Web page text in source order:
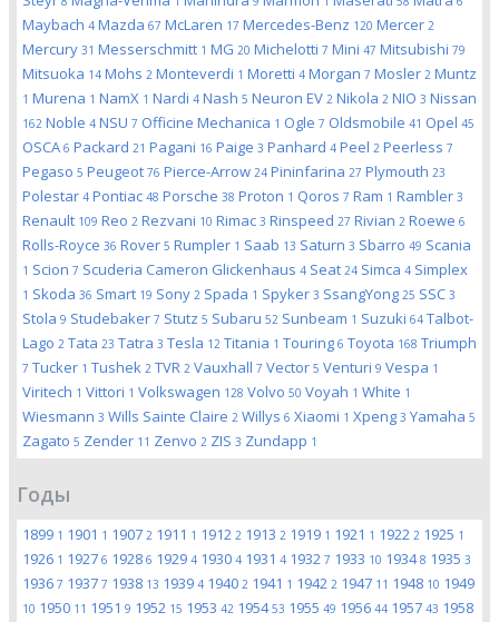
Maybach 4 Mazda 67 McLaren 17 Mercedes-Benz 120 Mercer 2
Mercury 31 Messerschmitt 1 MG 20 Michelotti 7 Mini 47 Mitsubishi 79
Mitsuoka 14 Mohs 2 Monteverdi 1 Moretti 4 Morgan 7 Mosler 2 Muntz
1 Murena 1 NamX 1 Nardi 4 Nash 5 Neuron EV 2 Nikola 2 NIO 3 Nissan
162 Noble 4 NSU 7 Officine Mechanica 1 Ogle 7 Oldsmobile 41 Opel 45
OSCA 6 Packard 21 Pagani 16 Paige 3 Panhard 4 Peel 2 Peerless 7
Pegaso 5 Peugeot 76 Pierce-Arrow 24 Pininfarina 27 Plymouth 23
Polestar 4 Pontiac 48 Porsche 38 Proton 1 Qoros 7 Ram 1 Rambler 3
Renault 109 Reo 2 Rezvani 10 Rimac 3 Rinspeed 27 Rivian 2 Roewe 6
Rolls-Royce 36 Rover 5 Rumpler 1 Saab 13 Saturn 3 Sbarro 49 Scania
1 Scion 7 Scuderia Cameron Glickenhaus 4 Seat 24 Simca 4 Simplex
1 Skoda 36 Smart 19 Sony 2 Spada 1 Spyker 3 SsangYong 25 SSC 3
Stola 9 Studebaker 7 Stutz 5 Subaru 52 Sunbeam 1 Suzuki 64 Talbot-
Lago 2 Tata 23 Tatra 3 Tesla 12 Titania 1 Touring 6 Toyota 168 Triumph
7 Tucker 1 Tushek 2 TVR 2 Vauxhall 7 Vector 5 Venturi 9 Vespa 1
Viritech 1 Vittori 1 Volkswagen 128 Volvo 50 Voyah 1 White 1
Wiesmann 3 Wills Sainte Claire 2 Willys 6 Xiaomi 1 Xpeng 3 Yamaha 5
Zagato 5 Zender 11 Zenvo 2 ZIS 3 Zundapp 1
Годы
1899 1 1901 1 1907 2 1911 1 1912 2 1913 2 1919 1 1921 1 1922 2 1925 1
1926 1 1927 6 1928 6 1929 4 1930 4 1931 4 1932 7 1933 10 19348 1935 3
1936 7 1937 7 1938 13 1939 4 1940 2 1941 1 1942 2 1947 11 1948 10 1949
10 1950 11 1951 9 1952 15 1953 42 195453 1955 49 1956 44 1957 43 1958